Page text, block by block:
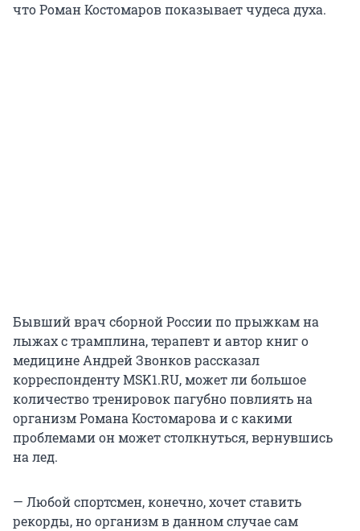
что Роман Костомаров показывает чудеса духа.
Бывший врач сборной России по прыжкам на
лыжах с трамплина, терапевт и автор книг о
медицине Андрей Звонков рассказал
корреспонденту MSK1.RU, может ли большое
количество тренировок пагубно повлиять на
организм Романа Костомарова и с какими
проблемами он может столкнуться, вернувшись
на лед.
— Любой спортсмен, конечно, хочет ставить
рекорды, но организм в данном случае сам